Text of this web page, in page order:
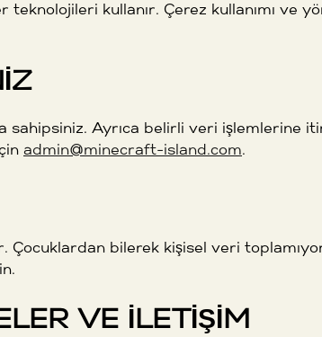
kullanır. Çerez kullanımı ve
Ayrıca belirli veri işlemlerine
admin@minecraft-island.com.
bilerek kişisel veri
VE İLETIŞIM